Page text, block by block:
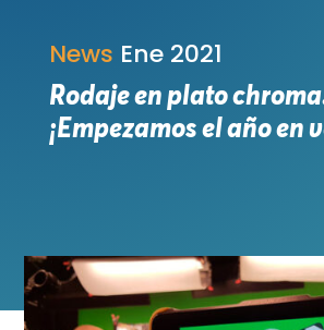
News Ene 2021
Rodaje en plato
¡Empezamos el año en